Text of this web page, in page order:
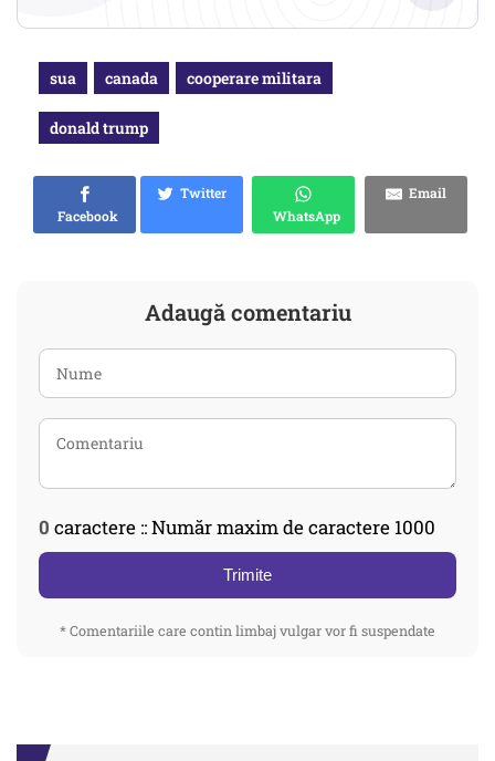
sua canada cooperare militara
donald trump
Facebook
Twitter
WhatsApp
Email
Adaugă comentariu
0 caractere :: Număr maxim de caractere 1000
Trimite
* Comentariile care contin limbaj vulgar vor fi suspendate